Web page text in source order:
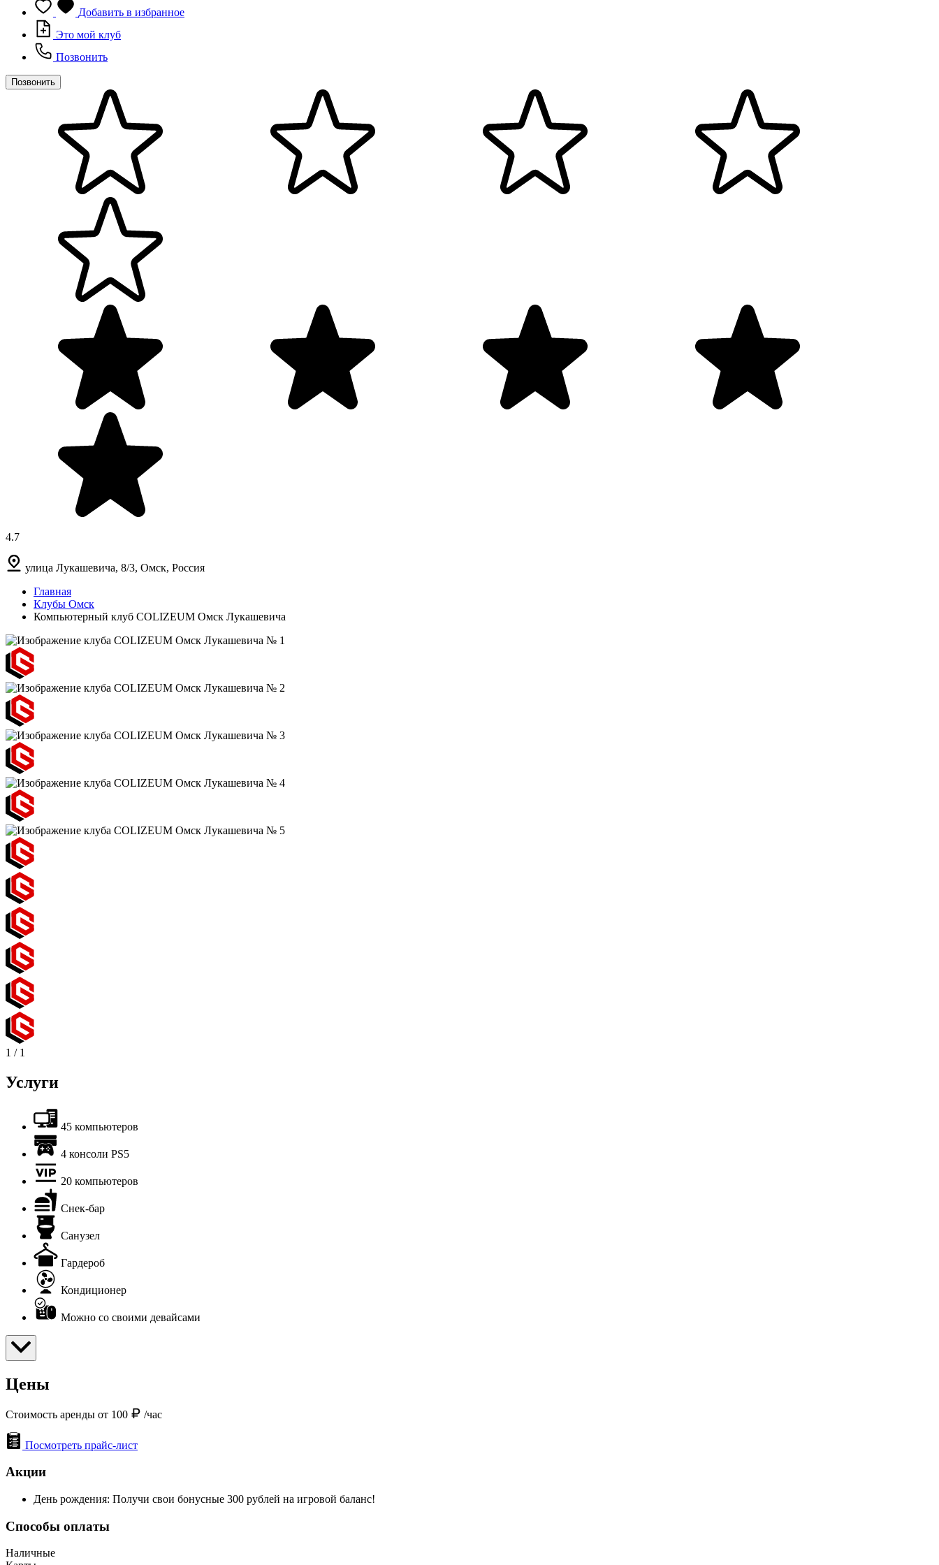
Добавить в избранное
Это мой клуб
Позвонить
Позвонить
4.7
улица Лукашевича, 8/3, Омск, Россия
Главная
Клубы Омск
Компьютерный клуб COLIZEUM Омск Лукашевича
1 / 1
Услуги
45 компьютеров
4 консоли PS5
20 компьютеров
Снек-бар
Санузел
Гардероб
Кондиционер
Можно со своими девайсами
Цены
Стоимость аренды от 100 /час
Посмотреть прайс-лист
Акции
День рождения: Получи свои бонусные 300 рублей на игровой баланс!
Способы оплаты
Наличные